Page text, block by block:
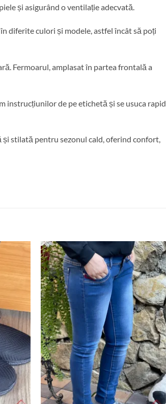
și asigurând o ventilație adecvată.
diferite culori și modele, astfel încât să poți
Fermoarul, amplasat în partea frontală a
instrucțiunilor de pe etichetă și se usuca rapid,
și stilată pentru sezonul cald, oferind confort,
Adauga
la
favorite